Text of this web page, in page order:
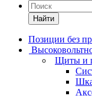
Найти
Позиции без
Щиты и